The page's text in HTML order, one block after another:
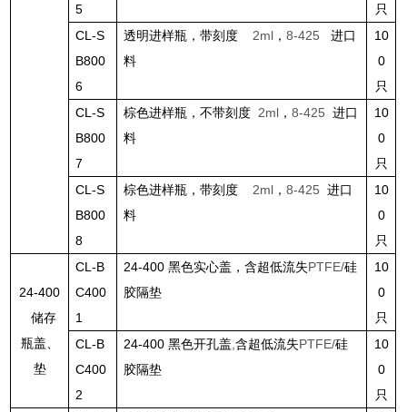
5
只
CL-S
B800
6
透明进样瓶，带刻度 2ml ，8-425
进口
料
10
0
只
CL-S
B800
7
棕色进样瓶，不带刻度 2ml ，8-425 进口
料
10
0
只
CL-S
B800
8
棕色进样瓶，带刻度 2ml ，8-425 进口
料
10
0
只
24-400
储存
瓶盖、
垫
CL-B
C400
1
24-400黑色实心盖，含超低流失PTFE/硅
胶隔垫
10
0
只
CL-B
C400
2
24-400黑色开孔盖 ,含超低流失PTFE/硅
胶隔垫
10
0
只